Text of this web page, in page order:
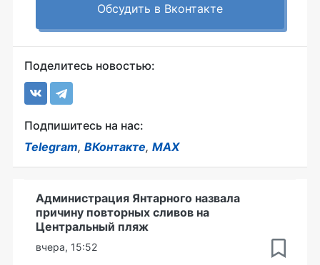
Обсудить в Вконтакте
Поделитесь новостью:
Подпишитесь на нас:
Telegram, ВКонтакте, MAX
Администрация Янтарного назвала
причину повторных сливов на
Центральный пляж
вчера, 15:52